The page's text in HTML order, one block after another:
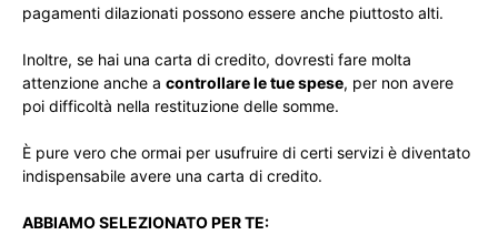
pagamenti dilazionati possono essere anche piuttosto alti.
Inoltre, se hai una carta di credito, dovresti fare molta
attenzione anche a controllare le tue spese, per non avere
poi difficoltà nella restituzione delle somme.
È pure vero che ormai per usufruire di certi servizi è diventato
indispensabile avere una carta di credito.
ABBIAMO SELEZIONATO PER TE: